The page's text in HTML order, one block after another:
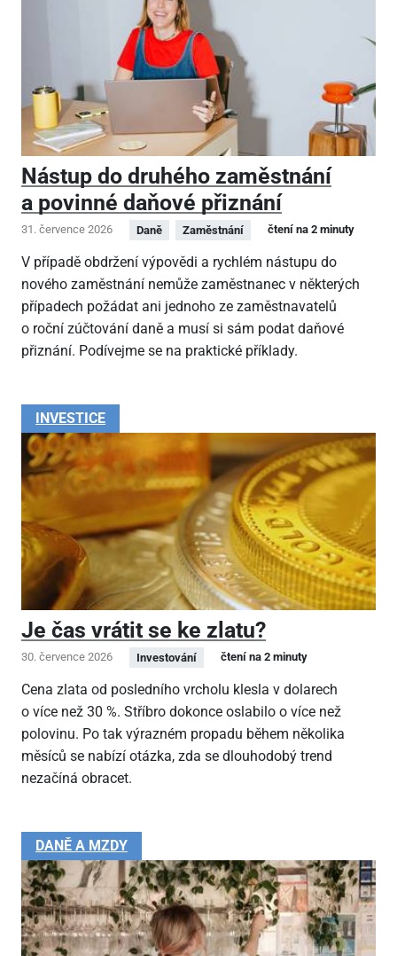
Nástup do druhého zaměstnání
a povinné daňové přiznání
31. července 2026 Daně Zaměstnání čtení na 2 minuty
V případě obdržení výpovědi a rychlém nástupu do
nového zaměstnání nemůže zaměstnanec v některých
případech požádat ani jednoho ze zaměstnavatelů
o roční zúčtování daně a musí si sám podat daňové
přiznání. Podívejme se na praktické příklady.
INVESTICE
Je čas vrátit se ke zlatu?
30. července 2026 Investování čtení na 2 minuty
Cena zlata od posledního vrcholu klesla v dolarech
o více než 30 %. Stříbro dokonce oslabilo o více než
polovinu. Po tak výrazném propadu během několika
měsíců se nabízí otázka, zda se dlouhodobý trend
nezačíná obracet.
DANĚ A MZDY